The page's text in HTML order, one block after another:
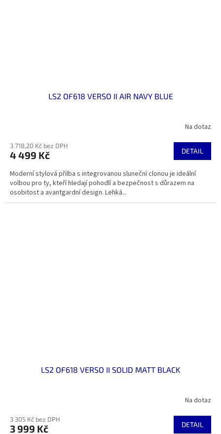
LS2 OF618 VERSO II AIR NAVY BLUE
Na dotaz
3 718,20 Kč bez DPH
4 499 Kč DETAIL
Moderní stylová přilba s integrovanou sluneční clonou je ideální
volbou pro ty, kteří hledají pohodlí a bezpečnost s důrazem na
osobitost a avantgardní design. Lehká...
LS2 OF618 VERSO II SOLID MATT BLACK
Na dotaz
3 305 Kč bez DPH
3 999 Kč DETAIL